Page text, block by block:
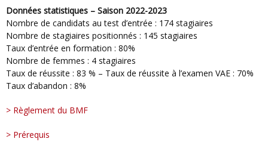
Données statistiques – Saison 2022-2023
Nombre de candidats au test d’entrée : 174 stagiaires
Nombre de stagiaires positionnés : 145 stagiaires
Taux d’entrée en formation : 80%
Nombre de femmes : 4 stagiaires
Taux de réussite : 83 % – Taux de réussite à l’examen VAE : 70%
Taux d’abandon : 8%
> Règlement du BMF
> Prérequis